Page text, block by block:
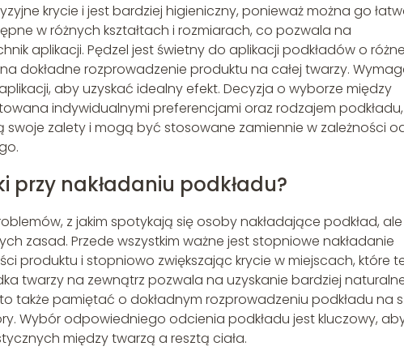
krycie i jest bardziej higieniczny, ponieważ można go
w różnych kształtach i rozmiarach, co pozwala na
aplikacji. Pędzel jest świetny do aplikacji podkładów o
dokładne rozprowadzenie produktu na całej twarzy.
aby uzyskać idealny efekt. Decyzja o wyborze między
indywidualnymi preferencjami oraz rodzajem podkładu,
zalety i mogą być stosowane zamiennie w zależności
nakładaniu podkładu?
z jakim spotykają się osoby nakładające podkład, ale
zasad. Przede wszystkim ważne jest stopniowe nakładanie
produktu i stopniowo zwiększając krycie w miejscach, które
twarzy na zewnątrz pozwala na uzyskanie bardziej
także pamiętać o dokładnym rozprowadzeniu podkładu na
Wybór odpowiedniego odcienia podkładu jest kluczowy,
między twarzą a resztą ciała.